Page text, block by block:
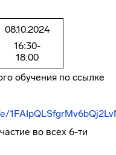
08.10.2024
16:30-
18:00
обучения по ссылке
во всех 6-ти